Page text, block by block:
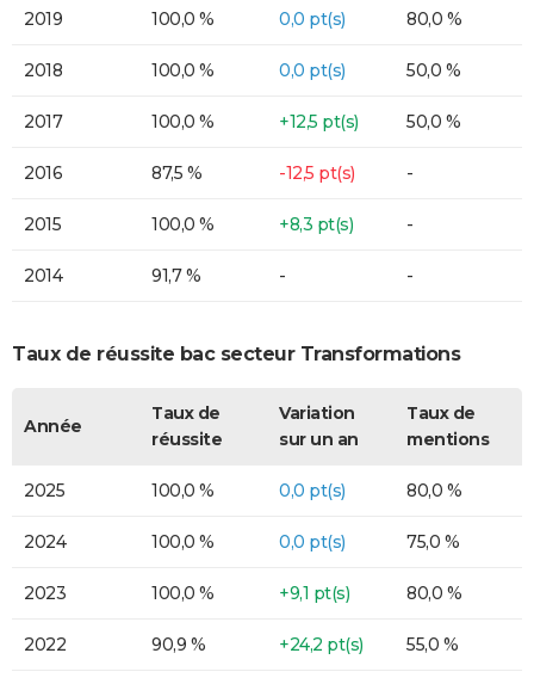
2019 100,0 % 0,0 pt(s) 80,0 %
2018 100,0 % 0,0 pt(s) 50,0 %
2017 100,0 % +12,5 pt(s) 50,0 %
2016 87,5 % -12,5 pt(s) -
2015 100,0 % +8,3 pt(s) -
2014 91,7 % - -
Taux de réussite bac secteur Transformations
Année
Taux de
réussite
Variation
sur un an
Taux de
mentions
2025 100,0 % 0,0 pt(s) 80,0 %
2024 100,0 % 0,0 pt(s) 75,0 %
2023 100,0 % +9,1 pt(s) 80,0 %
2022 90,9 % +24,2 pt(s) 55,0 %